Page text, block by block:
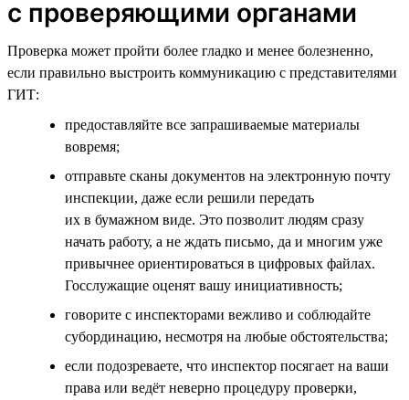
с проверяющими органами
Проверка может пройти более гладко и менее болезненно,
если правильно выстроить коммуникацию с представителями
ГИТ:
предоставляйте все запрашиваемые материалы
вовремя;
отправьте сканы документов на электронную почту
инспекции, даже если решили передать
их в бумажном виде. Это позволит людям сразу
начать работу, а не ждать письмо, да и многим уже
привычнее ориентироваться в цифровых файлах.
Госслужащие оценят вашу инициативность;
говорите с инспекторами вежливо и соблюдайте
субординацию, несмотря на любые обстоятельства;
если подозреваете, что инспектор посягает на ваши
права или ведёт неверно процедуру проверки,